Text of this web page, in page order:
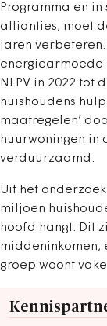
Programma en
allianties, moet
jaren
energiearmoede
NLPV in 2022 tot
huishoudens
maatregelen’
huurwoningen in
verduurzaamd.
Uit het
miljoen
hoofd hangt. Dit
middeninkomen,
groep woont